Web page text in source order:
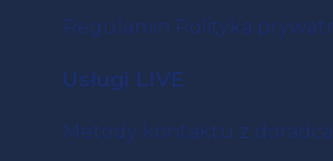
Regulamin Polityka
Usługi LIVE
Metody kontaktu z